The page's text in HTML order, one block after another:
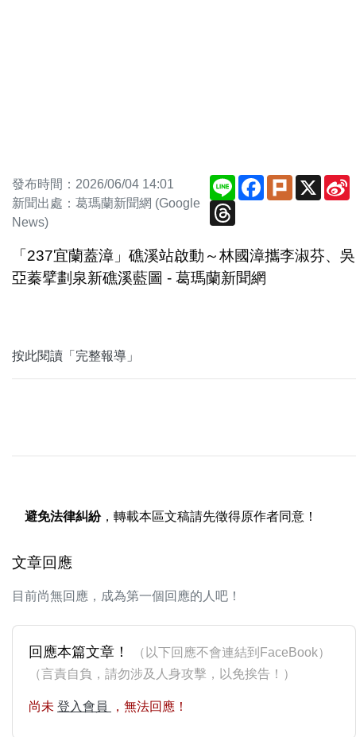
發布時間：2026/06/04 14:01
新聞出處：葛瑪蘭新聞網 (Google
News)
Line Facebook
Plurk X
「237宜蘭蓋漳」礁溪站啟動～林國漳攜李淑芬、吳
亞蓁擘劃泉新礁溪藍圖 - 葛瑪蘭新聞網
按此閱讀「完整報導」
避免法律糾紛，轉載本區文稿請先徵得原作者同意！
文章回應
目前尚無回應，成為第一個回應的人吧！
回應本篇文章！
（以下回應不會連結到FaceBook）
（言責自負，請勿涉及人身攻擊，以免挨告！）
尚未 登入會員 ，無法回應！